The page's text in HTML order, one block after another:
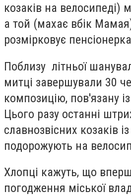
козаків на велосипеді)
а той (махає вбік
розмірковує
Поблизу літньої
митці завершували 30
композицію, пов'язану
Цього разу останні
славнозвісних козаків
подорожують на
Хлопці кажуть, що
погодження міської